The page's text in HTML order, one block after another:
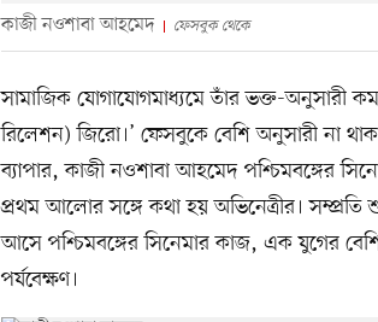
কাজী নওশাবা আহমেদ ফেসবুক থেকে
সামাজিক যোগাযোগমাধ্যমে তাঁর ভক্ত-অনুসারী
রিলেশন) জিরো।’ ফেসবুকে বেশি অনুসারী না
ব্যাপার, কাজী নওশাবা আহমেদ পশ্চিমবঙ্গের
প্রথম আলোর সঙ্গে কথা হয় অভিনেত্রীর। সম্প্রতি
আসে পশ্চিমবঙ্গের সিনেমার কাজ, এক যুগের
পর্যবেক্ষণ।